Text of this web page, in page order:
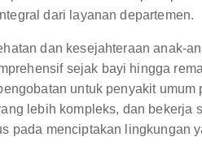
dari layanan departemen.
dan kesejahteraan anak-
sejak bayi hingga
untuk penyakit umum
lebih kompleks, dan bekerja
pada menciptakan lingkungan